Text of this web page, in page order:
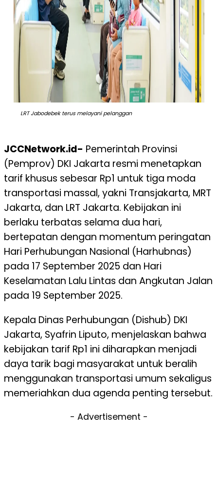
LRT Jabodebek terus melayani pelanggan
JCCNetwork.id- Pemerintah Provinsi
(Pemprov) DKI Jakarta resmi menetapkan
tarif khusus sebesar Rp1 untuk tiga moda
transportasi massal, yakni Transjakarta, MRT
Jakarta, dan LRT Jakarta. Kebijakan ini
berlaku terbatas selama dua hari,
bertepatan dengan momentum peringatan
Hari Perhubungan Nasional (Harhubnas)
pada 17 September 2025 dan Hari
Keselamatan Lalu Lintas dan Angkutan Jalan
pada 19 September 2025.
Kepala Dinas Perhubungan (Dishub) DKI
Jakarta, Syafrin Liputo, menjelaskan bahwa
kebijakan tarif Rp1 ini diharapkan menjadi
daya tarik bagi masyarakat untuk beralih
menggunakan transportasi umum sekaligus
memeriahkan dua agenda penting tersebut.
- Advertisement -